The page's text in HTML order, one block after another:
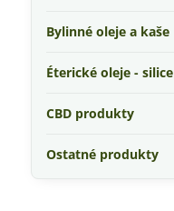
Bylinné oleje a kaše
Éterické oleje - silice
CBD produkty
Ostatné produkty